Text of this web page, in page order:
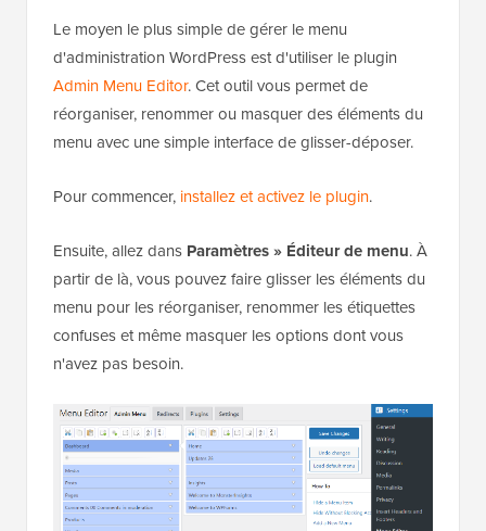
Le moyen le plus simple de gérer le menu
d'administration WordPress est d'utiliser le plugin
Admin Menu Editor. Cet outil vous permet de
réorganiser, renommer ou masquer des éléments du
menu avec une simple interface de glisser-déposer.
Pour commencer, installez et activez le plugin.
Ensuite, allez dans Paramètres » Éditeur de menu. À
partir de là, vous pouvez faire glisser les éléments du
menu pour les réorganiser, renommer les étiquettes
confuses et même masquer les options dont vous
n'avez pas besoin.